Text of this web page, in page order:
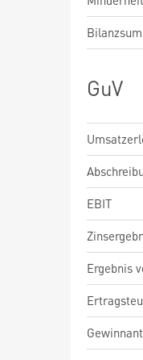
GuV
EBIT
Ergebnis